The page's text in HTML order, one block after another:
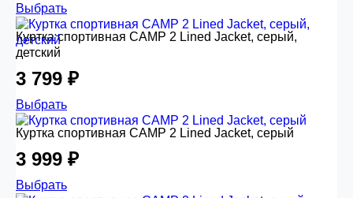
Выбрать
Куртка спортивная CAMP 2 Lined Jacket, серый,
детский
3 799 ₽
Выбрать
Куртка спортивная CAMP 2 Lined Jacket, серый
3 999 ₽
Выбрать